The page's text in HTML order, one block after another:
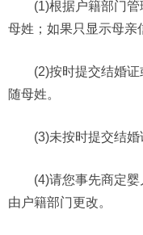
(1)根据户籍部门
母姓；如果只显示母亲
(2)按时提交结婚
随母姓。
(3)未按时提交结婚
(4)请您事先商定
由户籍部门更改。